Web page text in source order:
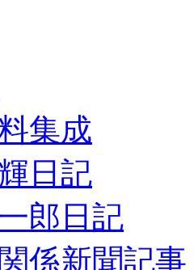
集成
日記
郎日記
係新聞記事